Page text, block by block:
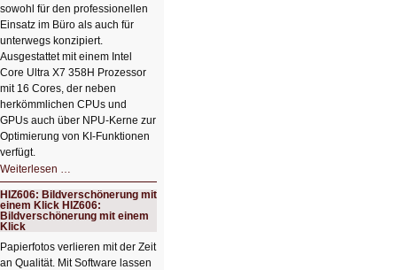
sowohl für den professionellen
Einsatz im Büro als auch für
unterwegs konzipiert.
Ausgestattet mit einem Intel
Core Ultra X7 358H Prozessor
mit 16 Cores, der neben
herkömmlichen CPUs und
GPUs auch über NPU-Kerne zur
Optimierung von KI-Funktionen
verfügt.
Weiterlesen …
Schicker
kompakter
Rechenturbo
HIZ606: Bildverschönerung mit
einem Klick HIZ606:
Bildverschönerung mit einem
Klick
Papierfotos verlieren mit der Zeit
an Qualität. Mit Software lassen